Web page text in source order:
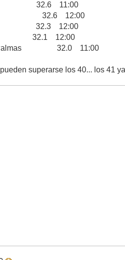
32.6 11:00
32.6 12:00
32.3 12:00
12:00
Palmas 32.0 11:00
superarse los 40... los 41